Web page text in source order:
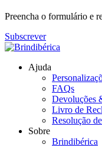
Preencha o formulário e
Subscrever
Ajuda
FAQs
Devoluções
Livro de
Resolução
Sobre
Brindibérica